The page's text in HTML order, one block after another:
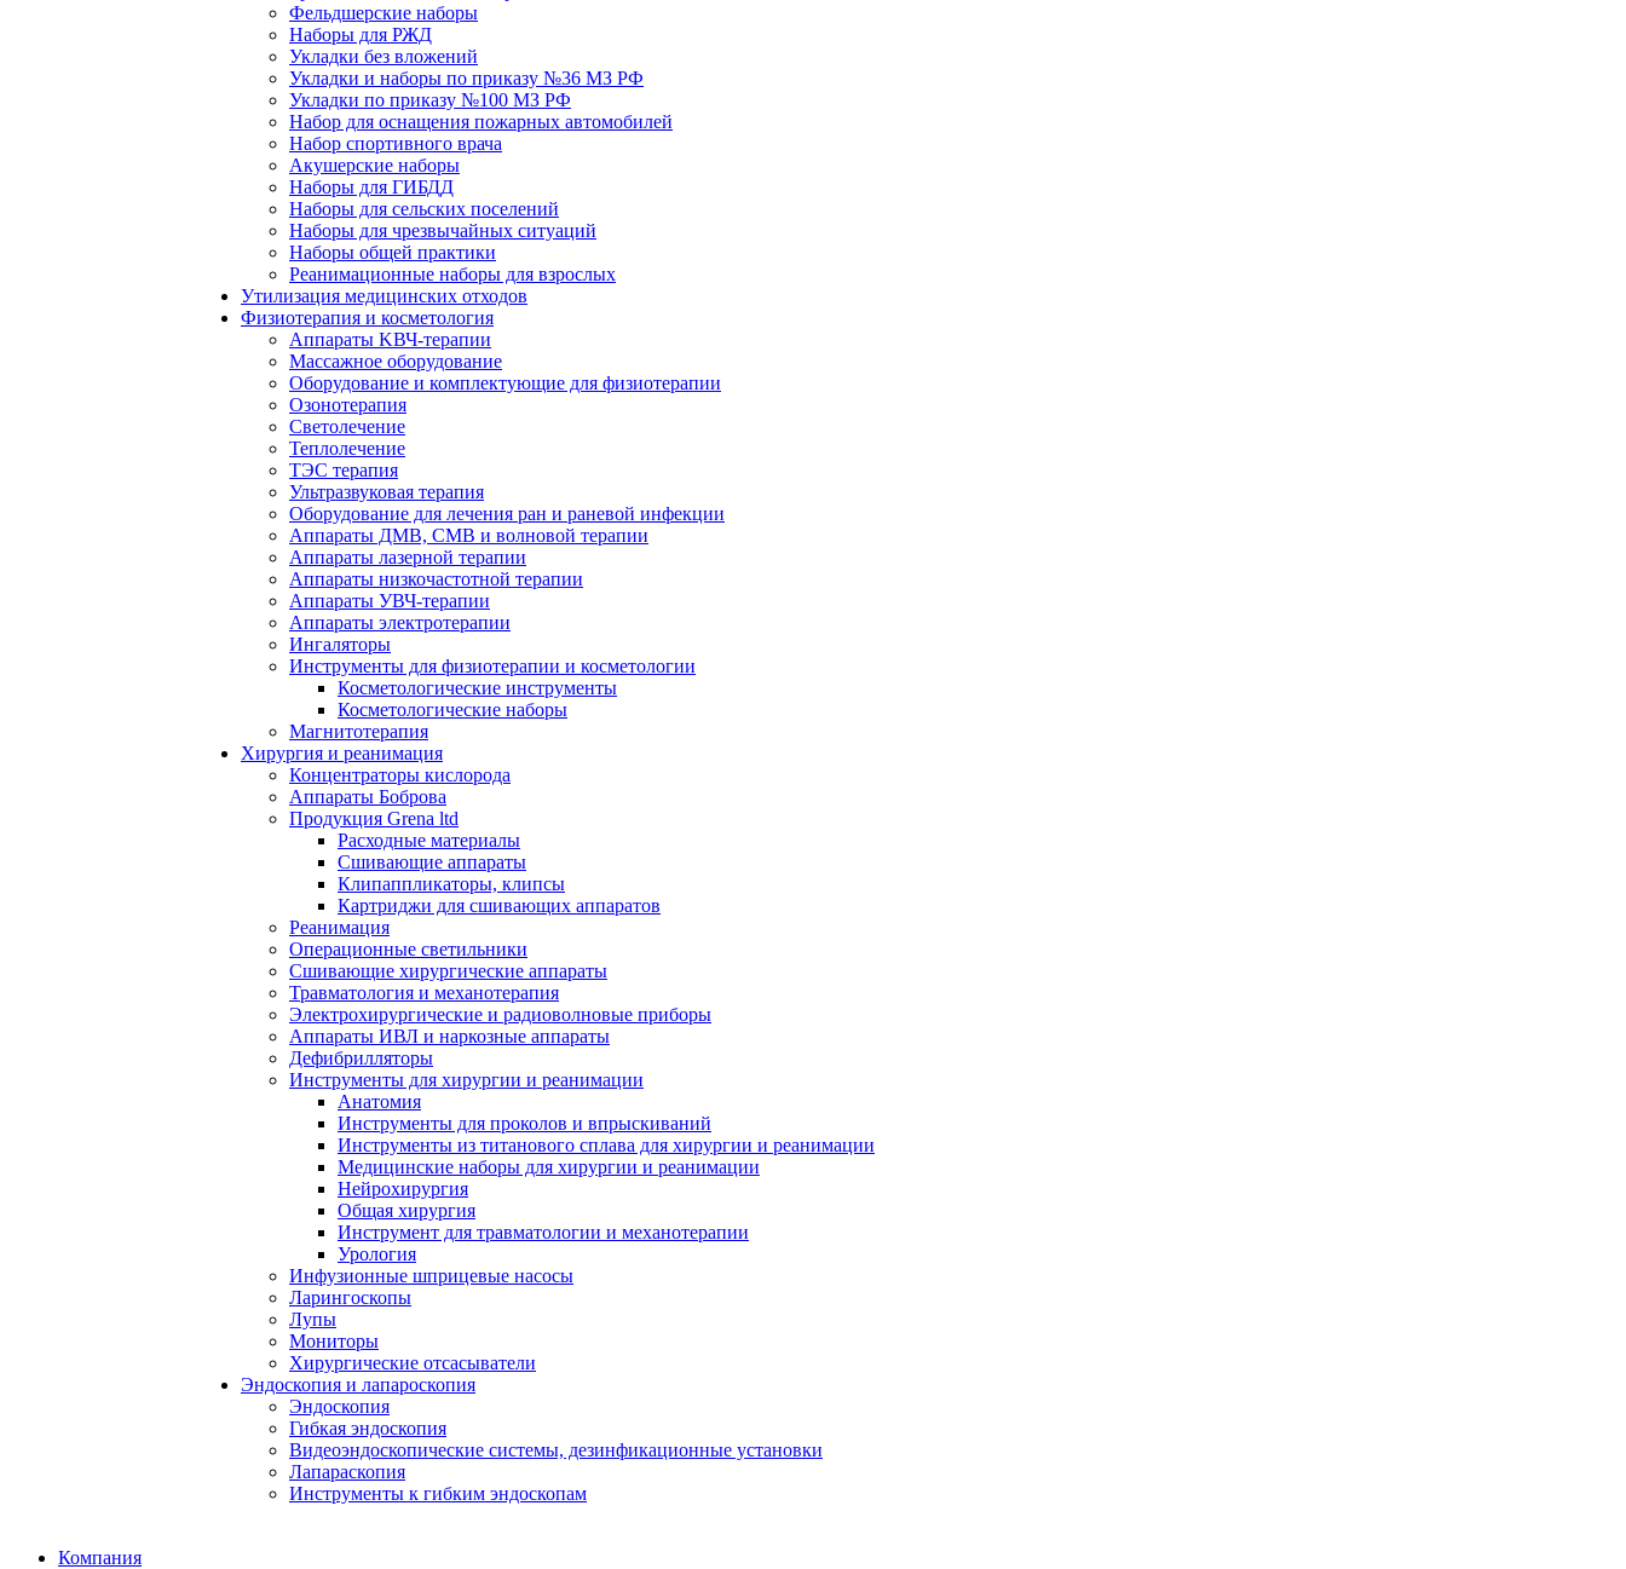
Фельдшерские наборы
Наборы для РЖД
Укладки без вложений
Укладки и наборы по приказу №36 МЗ РФ
Укладки по приказу №100 МЗ РФ
Набор для оснащения пожарных автомобилей
Набор спортивного врача
Акушерские наборы
Наборы для ГИБДД
Наборы для сельских поселений
Наборы для чрезвычайных ситуаций
Наборы общей практики
Реанимационные наборы для взрослых
Утилизация медицинских отходов
Физиотерапия и косметология
Аппараты KВЧ-терапии
Массажное оборудование
Оборудование и комплектующие для физиотерапии
Озонотерапия
Светолечение
Теплолечение
ТЭС терапия
Ультразвуковая терапия
Оборудование для лечения ран и раневой инфекции
Аппараты ДМВ, СМВ и волновой терапии
Аппараты лазерной терапии
Аппараты низкочастотной терапии
Аппараты УВЧ-терапии
Аппараты электротерапии
Ингаляторы
Инструменты для физиотерапии и косметологии
Косметологические инструменты
Косметологические наборы
Магнитотерапия
Хирургия и реанимация
Концентраторы кислорода
Аппараты Боброва
Продукция Grena ltd
Расходные материалы
Сшивающие аппараты
Клипаппликаторы, клипсы
Картриджи для сшивающих аппаратов
Реанимация
Операционные светильники
Сшивающие хирургические аппараты
Травматология и механотерапия
Электрохирургические и радиоволновые приборы
Аппараты ИВЛ и наркозные аппараты
Дефибрилляторы
Инструменты для хирургии и реанимации
Анатомия
Инструменты для проколов и впрыскиваний
Инструменты из титанового сплава для хирургии и реанимации
Медицинские наборы для хирургии и реанимации
Нейрохирургия
Общая хирургия
Инструмент для травматологии и механотерапии
Урология
Инфузионные шприцевые насосы
Ларингоскопы
Лупы
Мониторы
Хирургические отсасыватели
Эндоскопия и лапароскопия
Эндоскопия
Гибкая эндоскопия
Видеоэндоскопические системы, дезинфикационные установки
Лапараскопия
Инструменты к гибким эндоскопам
Компания